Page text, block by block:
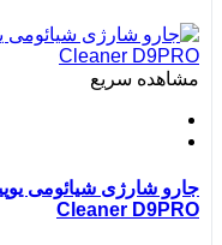
مشاهده سریع
Cleaner D9PRO